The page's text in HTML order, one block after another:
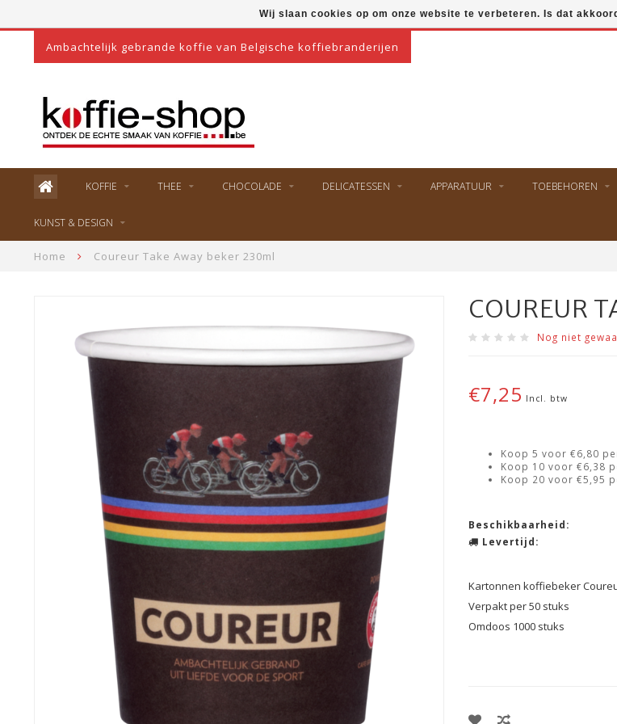
Ambachtelijk gebrande koffie van Belgische koffiebranderijen
KOFFIE THEE CHOCOLADE DELICATESSEN APPARATUUR TOEBEHOREN
KUNST & DESIGN
Home Coureur Take Away beker 230ml
COUREUR
Nog niet
€7,25 Incl. btw
Koop 5 voor €6,80
Koop 10 voor €6,38
Koop 20 voor €5,95
Beschikbaarheid:
Levertijd:
Kartonnen koffiebeker
Verpakt per 50 stuks
Omdoos 1000 stuks
Wij slaan cookies op om onze website te verbeteren. Is dat